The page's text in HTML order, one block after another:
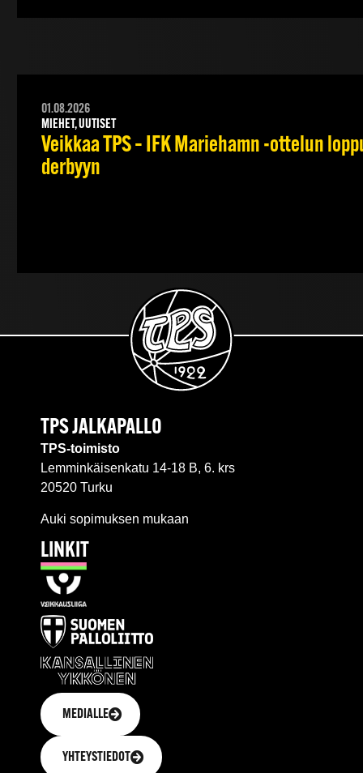
01.08.2026
MIEHET, UUTISET
Veikkaa TPS – IFK Mariehamn -ottelun
derbyyn
TPS JALKAPALLO
TPS-toimisto
Lemminkäisenkatu 14-18 B, 6. krs
20520 Turku
Auki sopimuksen mukaan
LINKIT
MEDIALLE
YHTEYSTIEDOT